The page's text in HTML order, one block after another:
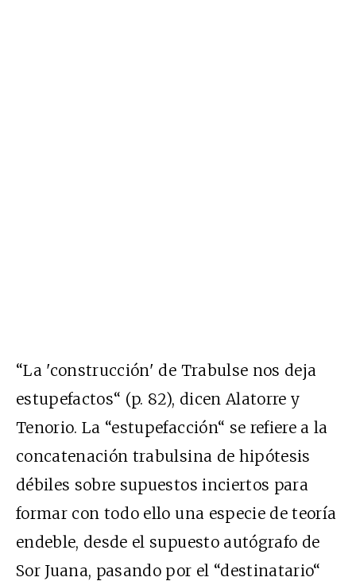
“La 'construcción' de Trabulse nos deja
estupefactos“ (p. 82), dicen Alatorre y
Tenorio. La “estupefacción“ se refiere a la
concatenación trabulsina de hipótesis
débiles sobre supuestos inciertos para
formar con todo ello una especie de teoría
endeble, desde el supuesto autógrafo de
Sor Juana, pasando por el “destinatario“